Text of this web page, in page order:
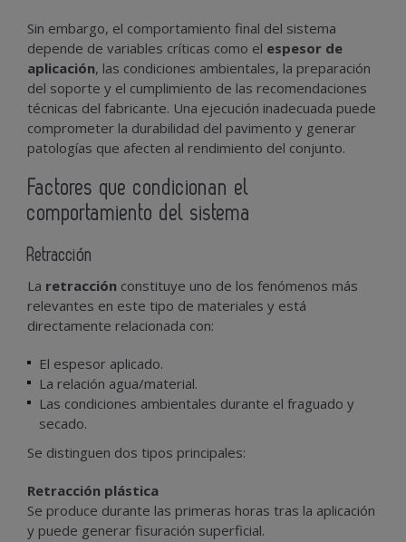
Sin embargo, el comportamiento final del sistema
depende de variables críticas como el espesor de
aplicación, las condiciones ambientales, la preparación
del soporte y el cumplimiento de las recomendaciones
técnicas del fabricante. Una ejecución inadecuada puede
comprometer la durabilidad del pavimento y generar
patologías que afecten al rendimiento del conjunto.
Factores que condicionan el
comportamiento del sistema
Retracción
La retracción constituye uno de los fenómenos más
relevantes en este tipo de materiales y está
directamente relacionada con:
El espesor aplicado.
La relación agua/material.
Las condiciones ambientales durante el fraguado y
secado.
Se distinguen dos tipos principales:
Retracción plástica
Se produce durante las primeras horas tras la aplicación
y puede generar fisuración superficial.